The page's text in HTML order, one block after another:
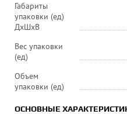
Габариты
упаковки (ед)
ДхШхВ
Вес упаковки
(ед)
Объем
упаковки (ед)
ОСНОВНЫЕ